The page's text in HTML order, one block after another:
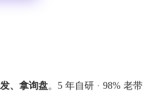
、拿询盘。5 年自研 · 98% 老带